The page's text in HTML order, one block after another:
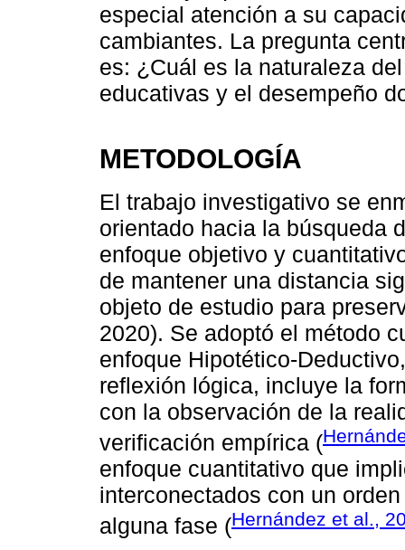
especial atención a su
cambiantes. La pregunta
es: ¿Cuál es la naturaleza
educativas y el desempeño
METODOLOGÍA
El trabajo investigativo se
orientado hacia la búsqueda
enfoque objetivo y
de mantener una distancia
objeto de estudio para
2020). Se adoptó el método
enfoque Hipotético-
reflexión lógica, incluye la
con la observación de la
verificación empírica (
enfoque cuantitativo que
interconectados con un
alguna fase (Hernández et al.,